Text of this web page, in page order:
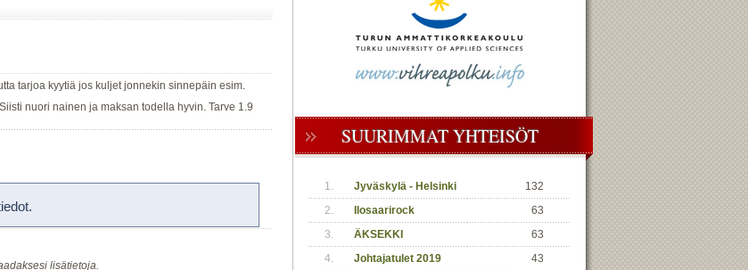
tarjoa kyytiä jos kuljet jonnekin sinnepäin esim.
nuori nainen ja maksan todella hyvin. Tarve 1.9
lisätietoja.
SUURIMMAT YHTEISÖT
1. Jyväskylä - Helsinki
132
2.
Ilosaarirock
63
3.
ÄKSEKKI
63
4.
Johtajatulet 2019
43